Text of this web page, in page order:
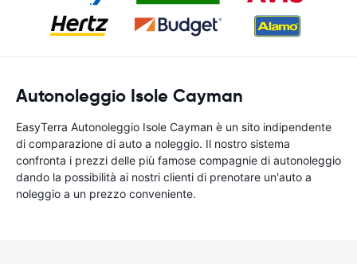
Autonoleggio Isole Cayman
EasyTerra Autonoleggio Isole Cayman è un sito indipendente
di comparazione di auto a noleggio. Il nostro sistema
confronta i prezzi delle più famose compagnie di autonoleggio
dando la possibilità ai nostri clienti di prenotare un'auto a
noleggio a un prezzo conveniente.